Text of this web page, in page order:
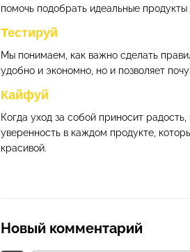
помочь подобрать идеальные
Тестируй
Мы понимаем, как важно сделать
удобно и экономно, но и позволяет
Кайфуй
Когда уход за собой приносит
уверенность в каждом продукте,
красивой.
Новый комментарий